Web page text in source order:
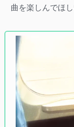
曲を楽しんでほし